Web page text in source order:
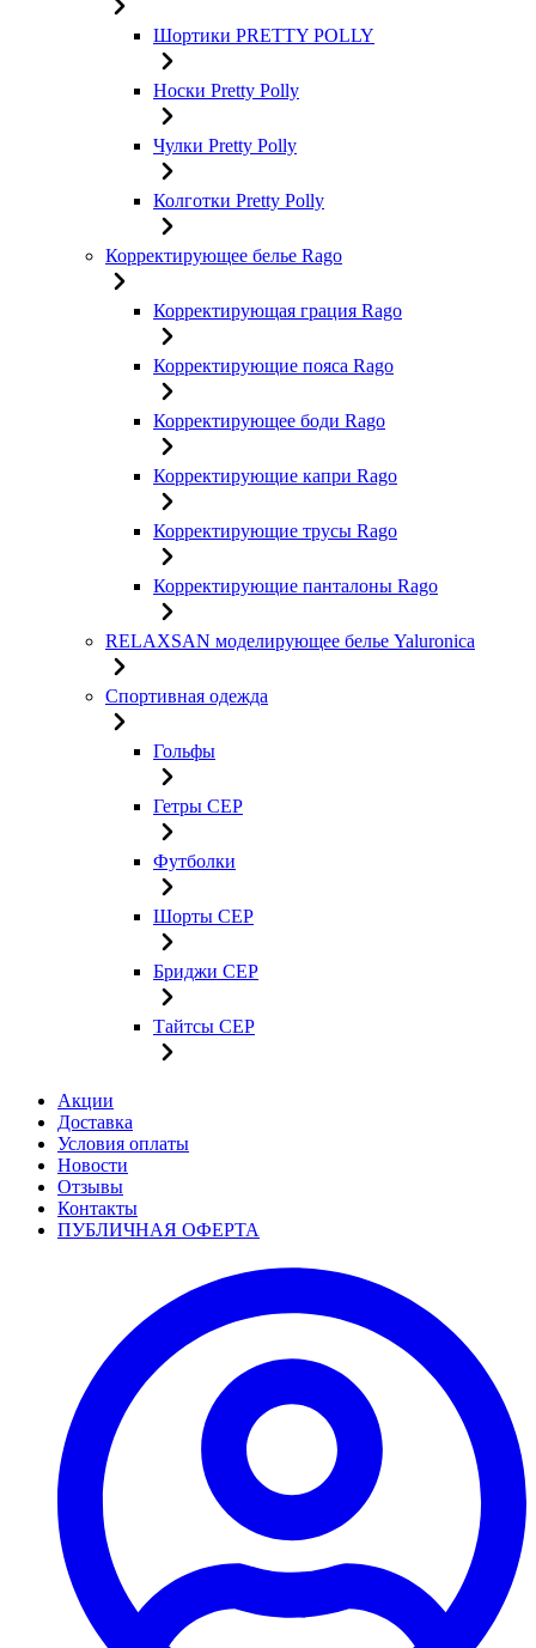
Шортики PRETTY POLLY
Носки Pretty Polly
Чулки Pretty Polly
Колготки Pretty Polly
Корректирующее белье Rago
Корректирующая грация Rago
Корректирующие пояса Rago
Корректирующее боди Rago
Корректирующие капри Rago
Корректирующие трусы Rago
Корректирующие панталоны Rago
RELAXSAN моделирующее белье Yaluroniсa
Спортивная одежда
Гольфы
Гетры CEP
Футболки
Шорты CEP
Бриджи CEP
Тайтсы CEP
Акции
Доставка
Условия оплаты
Новости
Отзывы
Контакты
ПУБЛИЧНАЯ ОФЕРТА